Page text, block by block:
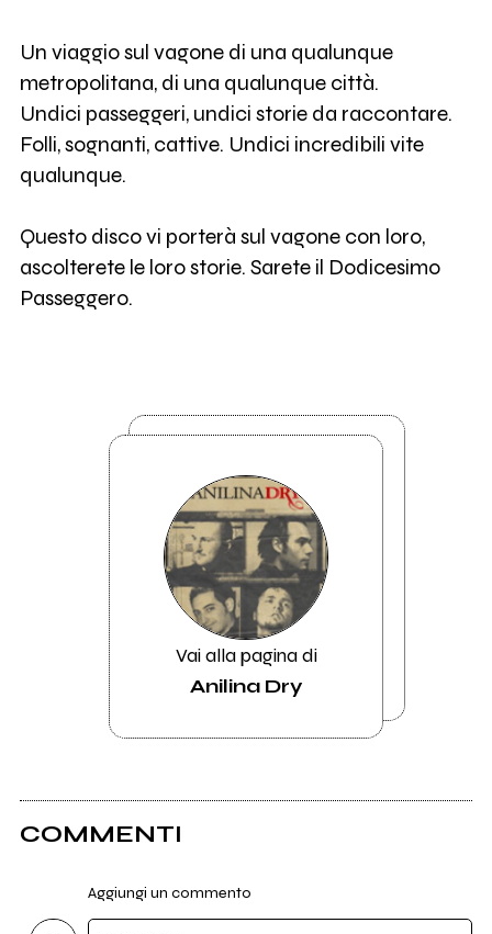
Un viaggio sul vagone di una qualunque
metropolitana, di una qualunque città.
Undici passeggeri, undici storie da raccontare.
Folli, sognanti, cattive. Undici incredibili vite
qualunque.
Questo disco vi porterà sul vagone con loro,
ascolterete le loro storie. Sarete il Dodicesimo
Passeggero.
Vai alla pagina di
Anilina Dry
COMMENTI
Aggiungi un commento